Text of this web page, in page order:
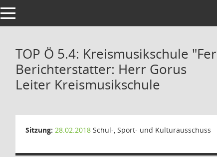
Toggle navigation
TOP Ö 5.4: Kreismusikschule
Berichterstatter: Herr Gorus
Leiter Kreismusikschule
Sitzung: 28.02.2018 Schul-, Sport- und Kulturausschuss